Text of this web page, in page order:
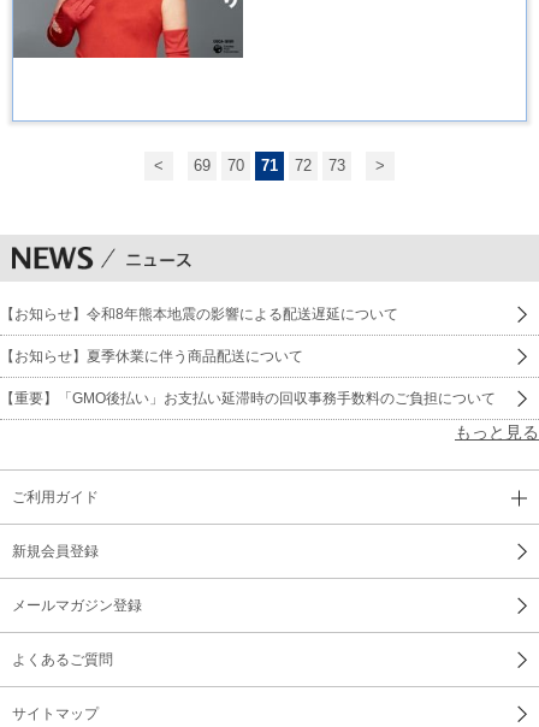
< 69 70 71 72 73 >
【お知らせ】令和8年熊本地震の影響による配送遅延について
【お知らせ】夏季休業に伴う商品配送について
【重要】「GMO後払い」お支払い延滞時の回収事務手数料のご負担について
もっと見る
ご利用ガイド
新規会員登録
メールマガジン登録
よくあるご質問
サイトマップ